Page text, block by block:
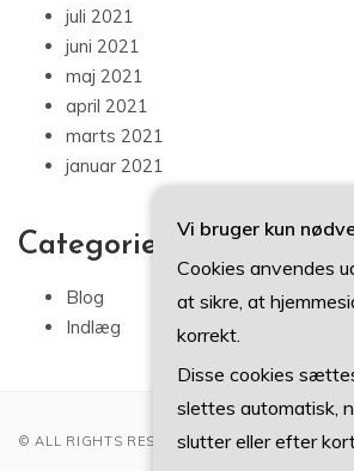
juli 2021
juni 2021
maj 2021
april 2021
marts 2021
januar 2021
Categories
Blog
Indlæg
© ALL RIGHTS RESERVED 2022
Vi bruger kun
Cookies anvendes
at sikre, at
korrekt.
Disse cookies
slettes automatisk,
slutter eller efter